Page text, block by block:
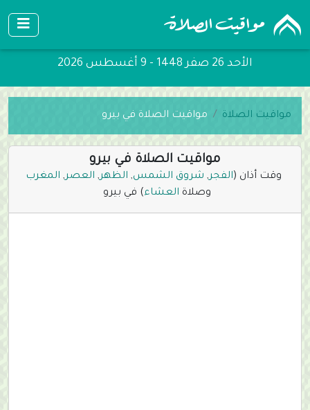
الأحد 26 صفر 1448 - 9 أغسطس 2026
مواقيت الصلاة مواقيت الصلاة في بيرو
مواقيت الصلاة في بيرو
وقت أذان (الفجر, شروق الشمس, الظهر, العصر, المغرب
وصلاة العشاء) في بيرو